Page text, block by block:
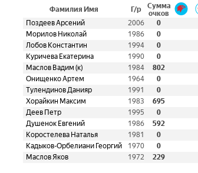
Фамилия Имя Г/р
Сумма
очков
Поздеев Арсений
2006
0
Морилов Николай
1986
0
Лобов Константин
1994
0
Куричева Екатерина
1990
0
Маслов Вадим (к)
1984
802
Онищенко Артем
1964
0
Тулендинов Данияр
1991
0
Хорайкин Максим
1983
695
Деев Петр
1995
0
Душенок Евгений
1986
592
Коростелева Наталья
1981
0
Кадыков-Орбелиани Георгий
1970
0
Маслов Яков
1972 229